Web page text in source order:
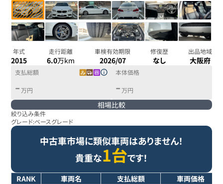
年式
2015
走行距離
6.0万km
車検有効期限
2026/07
修復歴
なし
出品地域
大阪府
支払総額
- 万円
本体価格
- 万円
相場比較
絞り込み条件
グレード:ベースグレード
中古車市場に類似車両はありません！
貴重な1台です！
RANK 車両名 支払総額 車両価格